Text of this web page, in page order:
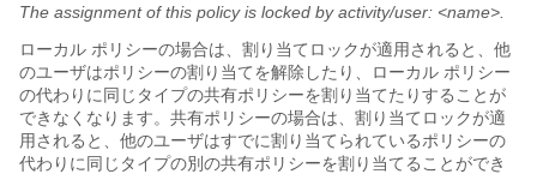
The assignment of this policy is locked by activity/user: <name>.
ローカル ポリシーの場合は、割り当てロックが適用されると、他
のユーザはポリシーの割り当てを解除したり、ローカル ポリシー
の代わりに同じタイプの共有ポリシーを割り当てたりすることが
できなくなります。共有ポリシーの場合は、割り当てロックが適
用されると、他のユーザはすでに割り当てられているポリシーの
代わりに同じタイプの別の共有ポリシーを割り当てることができ